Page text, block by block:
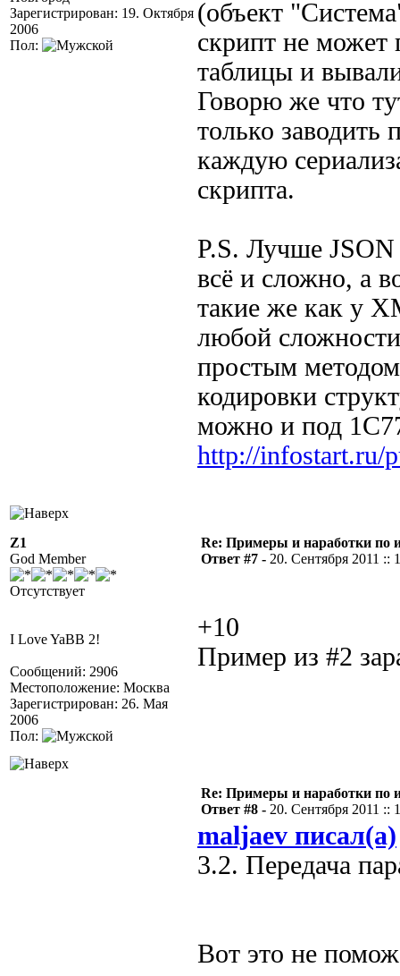
Зарегистрирован: 19. Октября
2006
Пол:
(объект
скрипт не может
таблицы и
Говорю же что
только
каждую
скрипта.
P.S. Лучше JSON
всё и сложно, а
такие же как у
любой
простым
кодировки
можно и под
http://infostart.ru/
Z1
God Member
Отсутствует
I Love YaBB 2!
Сообщений: 2906
Местоположение: Москва
Зарегистрирован: 26. Мая
2006
Пол:
Re: Примеры и наработки по
Ответ #7 - 20. Сентября 2011 ::
+10
Пример из #2
Re: Примеры и наработки по
Ответ #8 - 20. Сентября 2011 ::
maljaev писал(а)
3.2. Передача
Вот это не